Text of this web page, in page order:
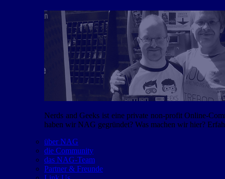
Nerds and Geeks ist eine private non-profit Online-
haben wir NAG gegründet? Was machen wir hier?
über NAG
die Community
das NAG-Team
Partner & Freunde